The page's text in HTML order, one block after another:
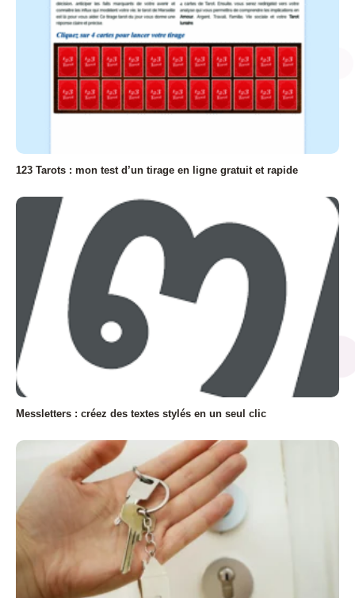
123 Tarots : mon test d’un tirage en ligne gratuit et rapide
Messletters : créez des textes stylés en un seul clic